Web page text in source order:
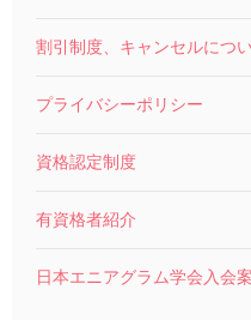
割引制度、キャンセルにつ
プライバシーポリシー
資格認定制度
有資格者紹介
日本エニアグラム学会入会